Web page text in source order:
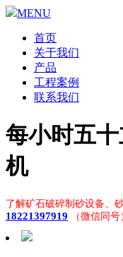
MENU
首页
关于我们
产品
工程案例
联系我们
每小时五
机
了解矿石破碎制砂设备、
18221397919 （微信同号